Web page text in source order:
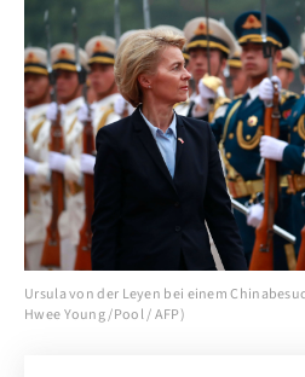
Ursula von der Leyen bei einem
Hwee Young /Pool / AFP)